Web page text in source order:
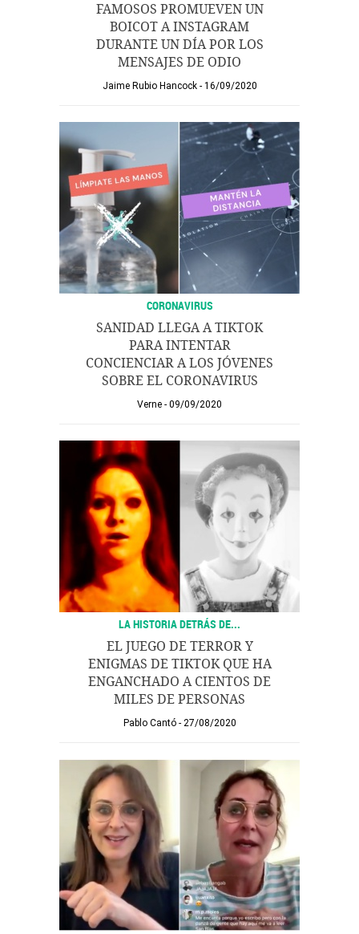
FAMOSOS PROMUEVEN UN
BOICOT A INSTAGRAM
DURANTE UN DÍA POR LOS
MENSAJES DE ODIO
Jaime Rubio Hancock 16/09/2020
CORONAVIRUS
SANIDAD LLEGA A TIKTOK
PARA INTENTAR
CONCIENCIAR A LOS JÓVENES
SOBRE EL CORONAVIRUS
Verne 09/09/2020
LA HISTORIA DETRÁS DE...
EL JUEGO DE TERROR Y
ENIGMAS DE TIKTOK QUE HA
ENGANCHADO A CIENTOS DE
MILES DE PERSONAS
Pablo Cantó 27/08/2020